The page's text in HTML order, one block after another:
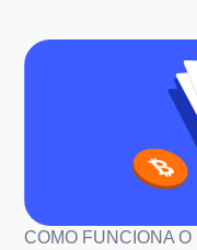
COMO FUNCIONA O